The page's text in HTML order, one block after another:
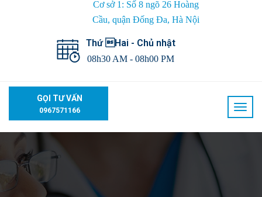
Cơ sở 1: Số 8 ngõ 26 Hoàng
Cầu, quận Đống Đa, Hà Nội
Thứ Hai - Chủ nhật
08h30 AM - 08h00 PM
GỌI TƯ VẤN
0967571166